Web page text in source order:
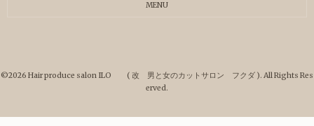
MENU
©2026 Hair produce salon ILO ( 改 男と女のカットサロン フクダ ). All Rights Res
erved.